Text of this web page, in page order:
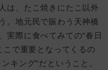
は、たこ焼きにたこ以外
。地元民で賑わう天神橋
実際に食べてみての"春日
で重要となってくるの
キング"だということ。